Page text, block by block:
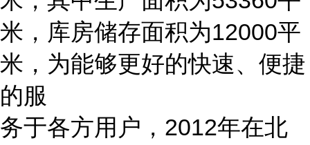
米，库房储存面积为12000平
米，为能够更好的快速、便捷
的服
务于各方用户，2012年在北